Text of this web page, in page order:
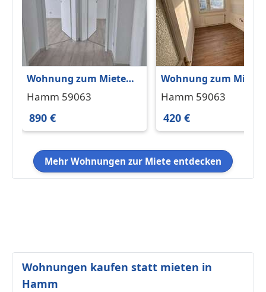
Wohnung zum Mieten
in Hamm 890 € 86 m²
Hamm 59063
890 €
Wohnung zum Mieten
in Hamm 420 € 51 m²
Hamm 59063
420 €
Mehr Wohnungen zur Miete entdecken
Wohnungen kaufen statt mieten in
Hamm